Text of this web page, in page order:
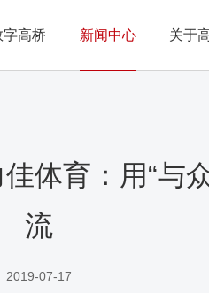
字高桥 新闻中心 关于
体育：用“与
流
2019-07-17